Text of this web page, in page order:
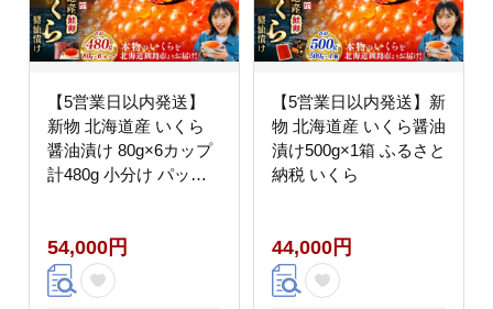
【5営業日以内発送】
新物 北海道産 いくら
醤油漬け 80g×6カップ
計480g 小分け パック
魚卵 魚介類 グルメ 北
海道 釧路市
54,000円
【5営業日以内発送】新
物 北海道産 いくら醤油
漬け500g×1箱 ふるさと
納税 いくら
44,000円